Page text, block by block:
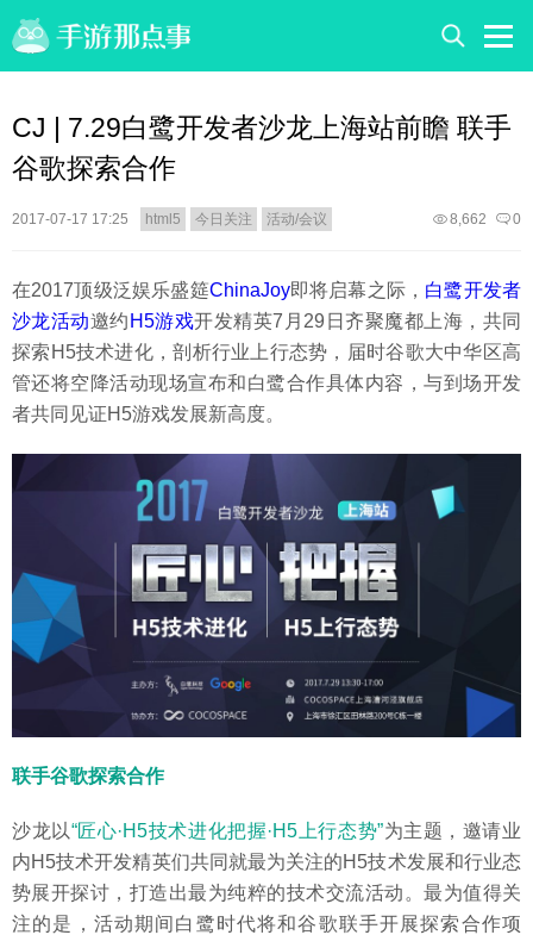
CJ | 7.29白鹭开发者沙龙上海站前瞻 联手
谷歌探索合作
2017-07-17 17:25 html5 今日关注 活动/会议 0
8,662
在2017顶级泛娱乐盛筵ChinaJoy即将启幕之际， 白鹭开发者
沙龙活动邀约 H5游戏开发精英7月29日齐聚魔都上海，共同
探索H5技术进化，剖析行业上行态势，届时谷歌大中华区高
管还将空降活动现场宣布和白鹭合作具体内容，与到场开发
者共同见证H5游戏发展新高度。
联手谷歌探索合作
沙龙以“匠心·H5技术进化把握·H5上行态势”为主题，邀请业
内H5技术开发精英们共同就最为关注的H5技术发展和行业态
势展开探讨，打造出最为纯粹的技术交流活动。最为值得关
注的是，活动期间白鹭时代将和谷歌联手开展探索合作项